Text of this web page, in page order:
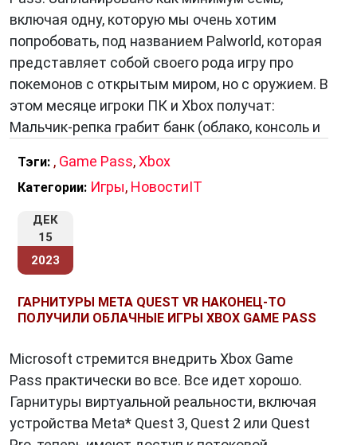
включая одну, которую мы очень хотим
попробовать, под названием Palworld, которая
представляет собой своего рода игру про
покемонов с открытым миром, но с оружием. В
этом месяце игроки ПК и Xbox получат:
Мальчик-репка грабит банк (облако, консоль и
Тэги: , Game Pass,Xbox
Категории: Игры, НовостиIT
ДЕК
15
2023
ГАРНИТУРЫ META QUEST VR НАКОНЕЦ-ТО
ПОЛУЧИЛИ ОБЛАЧНЫЕ ИГРЫ XBOX GAME PASS
Microsoft стремится внедрить Xbox Game
Pass практически во все. Все идет хорошо.
Гарнитуры виртуальной реальности, включая
устройства Meta* Quest 3, Quest 2 или Quest